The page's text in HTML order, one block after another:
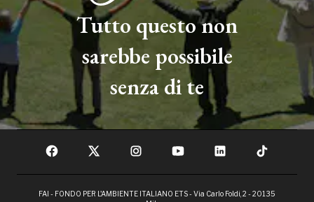
Tutto questo non
sarebbe possibile
senza di te
FAI - FONDO PER L'AMBIENTE ITALIANO ETS - Via Carlo Foldi, 2 - 20135